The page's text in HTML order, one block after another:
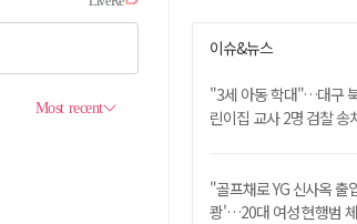
이슈&뉴스
"3세 아동 학대"…대구
린이집 교사 2명 검찰 송
"골프채로 YG 신사옥 출
쾅'…20대 여성 현행범